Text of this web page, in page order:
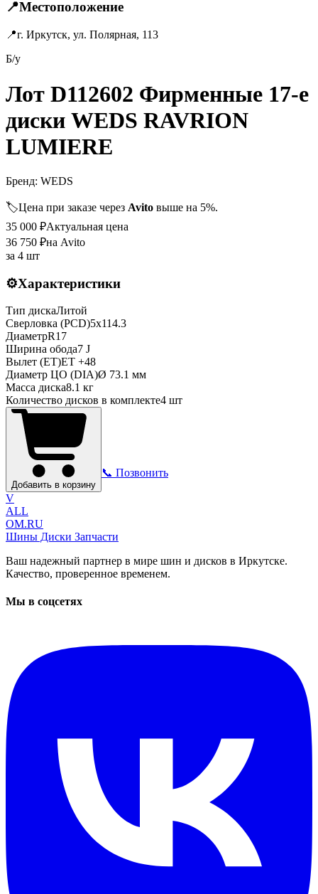
📍Местоположение
📍г. Иркутск, ул. Полярная, 113
Б/у
Лот D112602 Фирменные 17-е
диски WEDS RAVRION
LUMIERE
Бренд: WEDS
🏷️Цена при заказе через Avito выше на 5%.
35 000 ₽Актуальная цена
36 750 ₽на Avito
за 4 шт
⚙️Характеристики
Тип дискаЛитой
Сверловка (PCD)5x114.3
ДиаметрR17
Ширина обода7 J
Вылет (ET)ET +48
Диаметр ЦО (DIA)Ø 73.1 мм
Масса диска8.1 кг
Количество дисков в комплекте4 шт
Добавить в корзину
📞 Позвонить
V
ALL
OM.RU
Шины Диски Запчасти
Ваш надежный партнер в мире шин и дисков в Иркутске.
Качество, проверенное временем.
Мы в соцсетях